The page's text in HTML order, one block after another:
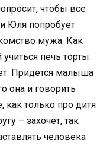
чтобы все
Юля попробует
мужа. Как
печь торты.
Придется малыша
она и говорить
как только про дитя
– захочет, так
человека